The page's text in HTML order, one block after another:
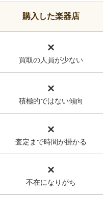
購入した楽器店
×
買取の人員が少ない
×
積極的ではない傾向
×
査定まで時間が掛かる
×
不在になりがち